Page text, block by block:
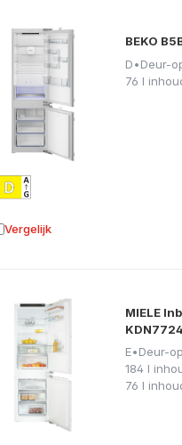
BEKO
D•Deur-
76 l
Vergelijk aan vergelijking
MIELE
E•Deur-
184 l
76 l